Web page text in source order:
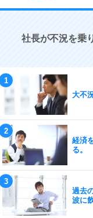
社長が不況を乗
大不
経済
る。
過去
波に